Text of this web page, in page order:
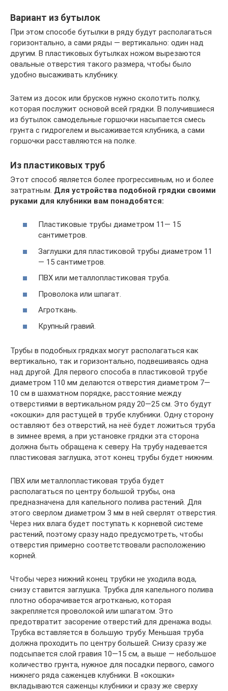
Вариант из бутылок
При этом способе бутылки в ряду будут располагаться
горизонтально, а сами ряды — вертикально: один над
другим. В пластиковых бутылках ножом вырезаются
овальные отверстия такого размера, чтобы было
удобно высаживать клубнику.
Затем из досок или брусков нужно сколотить полку,
которая послужит основой всей грядки. В получившиеся
из бутылок самодельные горшочки насыпается смесь
грунта с гидрогелем и высаживается клубника, а сами
горшочки расставляются на полке.
Из пластиковых труб
Этот способ является более прогрессивным, но и более
затратным. Для устройства подобной грядки своими
руками для клубники вам понадобятся:
Пластиковые трубы диаметром 11— 15
сантиметров.
Заглушки для пластиковой трубы диаметром 11
— 15 сантиметров.
ПВХ или металлопластиковая труба.
Проволока или шпагат.
Агроткань.
Крупный гравий.
Трубы в подобных грядках могут располагаться как
вертикально, так и горизонтально, подвешиваясь одна
над другой. Для первого способа в пластиковой трубе
диаметром 110 мм делаются отверстия диаметром 7—
10 см в шахматном порядке, расстояние между
отверстиями в вертикальном ряду 20—25 см. Это будут
«окошки» для растущей в трубе клубники. Одну сторону
оставляют без отверстий, на неё будет ложиться труба
в зимнее время, а при установке грядки эта сторона
должна быть обращена к северу. На трубу надевается
пластиковая заглушка, этот конец трубы будет нижним.
ПВХ или металлопластиковая труба будет
располагаться по центру большой трубы, она
предназначена для капельного полива растений. Для
этого сверлом диаметром 3 мм в ней сверлят отверстия.
Через них влага будет поступать к корневой системе
растений, поэтому сразу надо предусмотреть, чтобы
отверстия примерно соответствовали расположению
корней.
Чтобы через нижний конец трубки не уходила вода,
снизу ставится заглушка. Трубка для капельного полива
плотно оборачивается агротканью, которая
закрепляется проволокой или шпагатом. Это
предотвратит засорение отверстий для дренажа воды.
Трубка вставляется в большую трубу. Меньшая труба
должна проходить по центру большей. Снизу сразу же
подсыпается слой гравия 10—15 см, а выше — небольшое
количество грунта, нужное для посадки первого, самого
нижнего ряда саженцев клубники. В «окошки»
вкладываются саженцы клубники и сразу же сверху